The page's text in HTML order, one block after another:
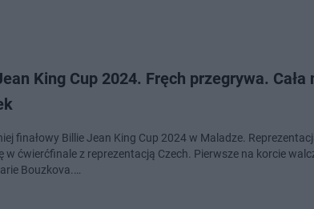
King Cup 2024. Fręch przegrywa. Cała
finałowy Billie Jean King Cup 2024 w Maladze.
w ćwierćfinale z reprezentacją Czech. Pierwsze na korcie
Bouzkova.…